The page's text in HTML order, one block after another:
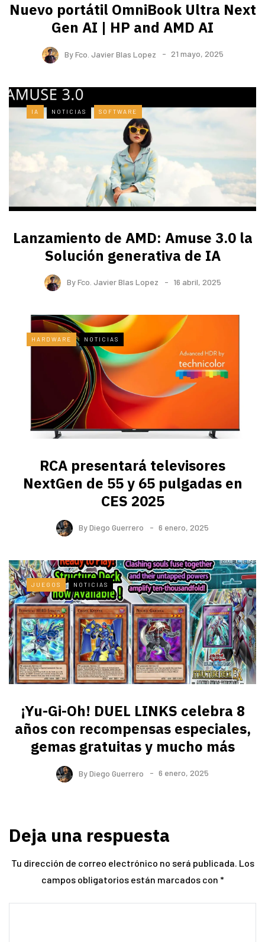
Nuevo portátil OmniBook Ultra ​Next
Gen AI | HP and AMD AI
ByFco. Javier Blas Lopez 21 mayo, 2025
IA NOTICIAS SOFTWARE
Lanzamiento de AMD: Amuse 3.0 la
Solución generativa de IA
ByFco. Javier Blas Lopez 16 abril, 2025
HARDWARE NOTICIAS
RCA presentará televisores
NextGen de 55 y 65 pulgadas en
CES 2025
ByDiego Guerrero 6 enero, 2025
JUEGOS NOTICIAS
¡Yu-Gi-Oh! DUEL LINKS celebra 8
años con recompensas especiales,
gemas gratuitas y mucho más
ByDiego Guerrero 6 enero, 2025
Deja una respuesta
Tu dirección de correo electrónico no será publicada. Los
campos obligatorios están marcados con *